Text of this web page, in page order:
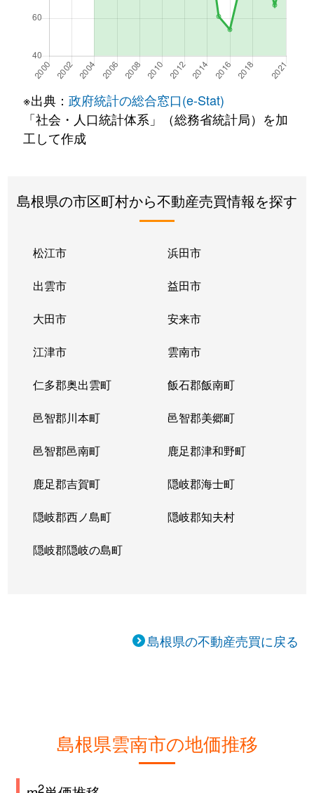
※出典： 政府統計の総合窓口(e-Stat)
「社会・人口統計体系」（総務省統計局）を加
工して作成
島根県の市区町村から不動産売買情報を探す
松江市 浜田市
出雲市 益田市
大田市 安来市
江津市 雲南市
仁多郡奥出雲町 飯石郡飯南町
邑智郡川本町 邑智郡美郷町
邑智郡邑南町 鹿足郡津和野町
鹿足郡吉賀町 隠岐郡海士町
隠岐郡西ノ島町 隠岐郡知夫村
隠岐郡隠岐の島町
島根県の不動産売買に戻る
島根県雲南市の地価推移
2